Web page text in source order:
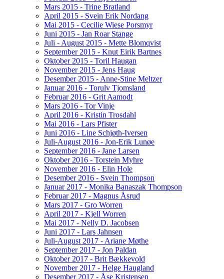
Mars 2015 - Trine Bratland
April 2015 - Svein Erik Nordang
Mai 2015 - Cecilie Wiese Porsmyr
Juni 2015 - Jan Roar Stange
Juli - August 2015 - Mette Blomqvist
September 2015 - Knut Eirik Bartnes
Oktober 2015 - Toril Haugan
November 2015 - Jens Haug
Desember 2015 - Anne-Stine Meltzer
Januar 2016 - Torulv Tjomsland
Februar 2016 - Grit Aamodt
Mars 2016 - Tor Vinje
April 2016 - Kristin Trosdahl
Mai 2016 - Lars Pfister
Juni 2016 - Line Schjøth-Iversen
Juli-August 2016 - Jon-Erik Lunøe
September 2016 - Jane Larsen
Oktober 2016 - Torstein Myhre
November 2016 - Elin Hole
Desember 2016 - Svein Thompson
Januar 2017 - Monika Banaszak Thompson
Februar 2017 - Magnus Åsrud
Mars 2017 - Gro Worren
April 2017 - Kjell Worren
Mai 2017 - Nelly D. Jacobsen
Juni 2017 - Lars Jahnsen
Juli-August 2017 - Ariane Møthe
September 2017 - Jon Paldan
Oktober 2017 - Brit Bækkevold
November 2017 - Helge Haugland
Desember 2017 - Åse Kristensen